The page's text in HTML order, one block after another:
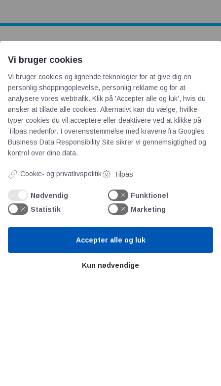
AOT
Om os
Priser
Kontakt
Persondata
Videncentre
Bitva
Videncentre
Vi bruger cookies
Vi bruger cookies og lignende teknologier for at give dig en
personlig shoppingoplevelse, personlig reklame og for at
analysere vores webtrafik. Klik på 'Accepter alle og luk', hvis du
ønsker at tillade alle cookies. Alternativt kan du vælge, hvilke
typer cookies du vil acceptere eller deaktivere ved at klikke på
Tilpas nedenfor. I overensstemmelse med kravene fra Googles
Business Data Responsibility Site sikrer vi gennemsigtighed og
kontrol over dine data.
Cookie- og privatlivspolitik Tilpas
Nødvendig
Funktionel
Statistik
Marketing
Kun nødvendige
Accepter alle og luk